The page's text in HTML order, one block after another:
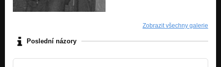
Zobrazit všechny galerie
Poslední názory